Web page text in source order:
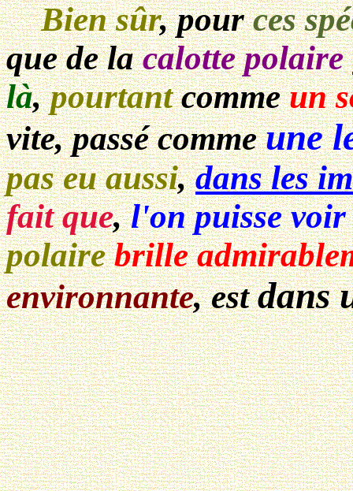
Bien sûr, pources
que de lacalotte polaire
là,pourtantcommeun
vite, passé commeune
pas eu aussi,dans les
fait que,l'on puisse
polaire brille
environnante, estdans